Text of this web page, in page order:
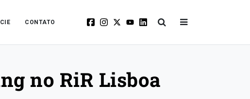
CONTATO
no RiR Lisboa